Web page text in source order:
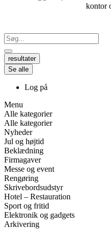
resultater
Se alle
Log på
Menu
Alle kategorier
Alle kategorier
Nyheder
Jul og højtid
Beklædning
Firmagaver
Messe og event
Rengøring
Skrivebordsudstyr
Hotel – Restauration
Sport og fritid
Elektronik og gadgets
Arkivering